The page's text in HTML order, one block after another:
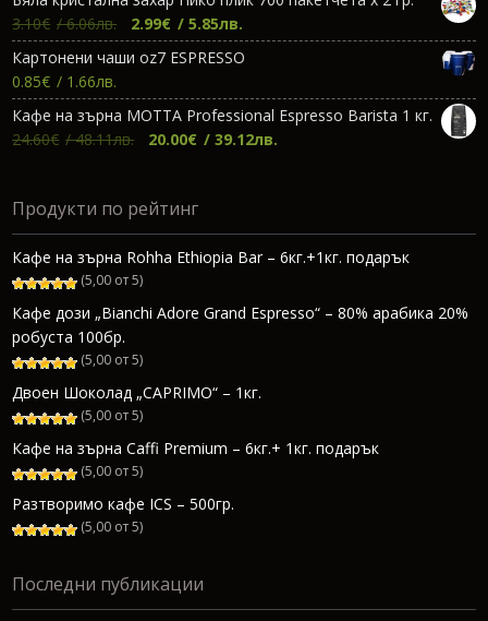
was:
3.20€.
е:
2.90€.
3.10€ / 6.06лв.
Original
price
was:
3.10€.
2.99€ / 5.85лв.
цена
е:
2.99€.
Картонени чаши oz7 ESPRESSO
0.85€ / 1.66лв.
Кафе на зърна МОТТА Professional Espresso Barista 1 кг.
24.60€ / 48.11лв.
Original
24.60€.
20.00€ / 39.12лв.
Продукти по рейтинг
Кафе на зърна Rohha Ethiopia Bar – 6кг.+1кг. подарък
(5,00 от 5)
Кафе дози „Bianchi Adore Grand Espresso“ – 80% арабика 20%
робуста 100бр.
(5,00 от 5)
Двоен Шоколад „CAPRIMO“ – 1кг.
(5,00 от 5)
Кафе на зърна Caffi Premium – 6кг.+ 1кг. подарък
(5,00 от 5)
Разтворимо кафе ICS – 500гр.
(5,00 от 5)
Последни публикации